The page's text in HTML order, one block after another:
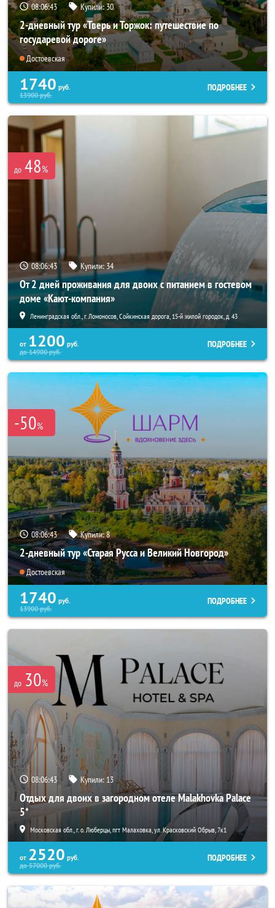
08:06:40 Купили:30
2-дневный тур «Тверь и Торжок: путешествие по
государевой дороге»
Достоевская
1740 руб.
13900руб.
ПОДРОБНЕЕ
до 48%
08:06:40 Купили: 34
От 2 дней проживания для двоих с питанием в гостевом
доме «Кают-компания»
Ленинградская обл., г. Ломоносов, Сойкинская дорога, 15-й жилой городок, д. 43
от 1200 руб.
до14900руб.
ПОДРОБНЕЕ
-50%
08:06:40 Купили:8
2-дневный тур «Старая Русса и Великий Новгород»
Достоевская
1740 руб.
13900руб.
ПОДРОБНЕЕ
до 30%
08:06:40 Купили: 13
Отдых для двоих в загородном отеле Malakhovka Palace
5*
Московская обл., г. о. Люберцы, пгт Малаховка, ул. Красковский Обрыв, 7к1
от 2520 руб.
до57000руб.
ПОДРОБНЕЕ